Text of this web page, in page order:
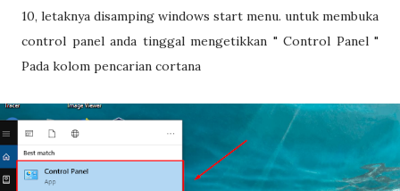
10, letaknya disamping windows start menu. untuk membuka
control panel anda tinggal mengetikkan " Control Panel "
Pada kolom pencarian cortana